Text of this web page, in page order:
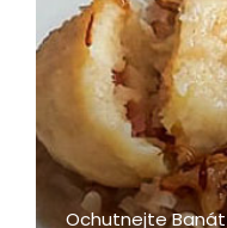
Ochutnejte Banát